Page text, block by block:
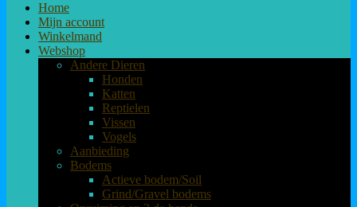
Home
Mijn account
Winkelmand
Webshop
Andere Dieren
Honden
Katten
Reptielen
Vissen
Vogels
Aanbieding
Bodems
Actieve bodem/Soil
Grind/Gravel bodems